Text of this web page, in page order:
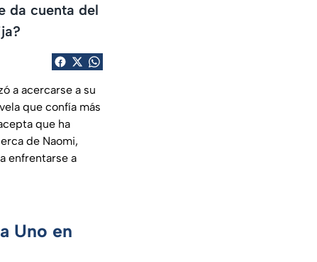
da cuenta del
a acercarse a su
que confía más
que ha
de Naomi,
enfrentarse a
Uno en